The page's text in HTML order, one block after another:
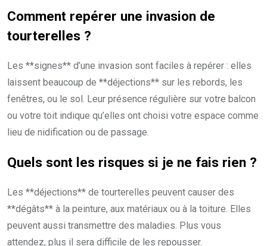
Comment repérer une invasion de
tourterelles ?
Les **signes** d’une invasion sont faciles à repérer : elles
laissent beaucoup de **déjections** sur les rebords, les
fenêtres, ou le sol. Leur présence régulière sur votre balcon
ou votre toit indique qu’elles ont choisi votre espace comme
lieu de nidification ou de passage.
Quels sont les risques si je ne fais rien ?
Les **déjections** de tourterelles peuvent causer des
**dégâts** à la peinture, aux matériaux ou à la toiture. Elles
peuvent aussi transmettre des maladies. Plus vous
attendez, plus il sera difficile de les repousser.